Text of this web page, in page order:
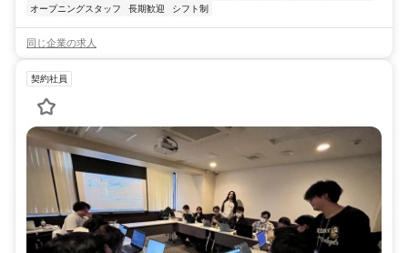
オープニングスタッフ
長期歓迎 シフト制
同じ企業の求人
契約社員